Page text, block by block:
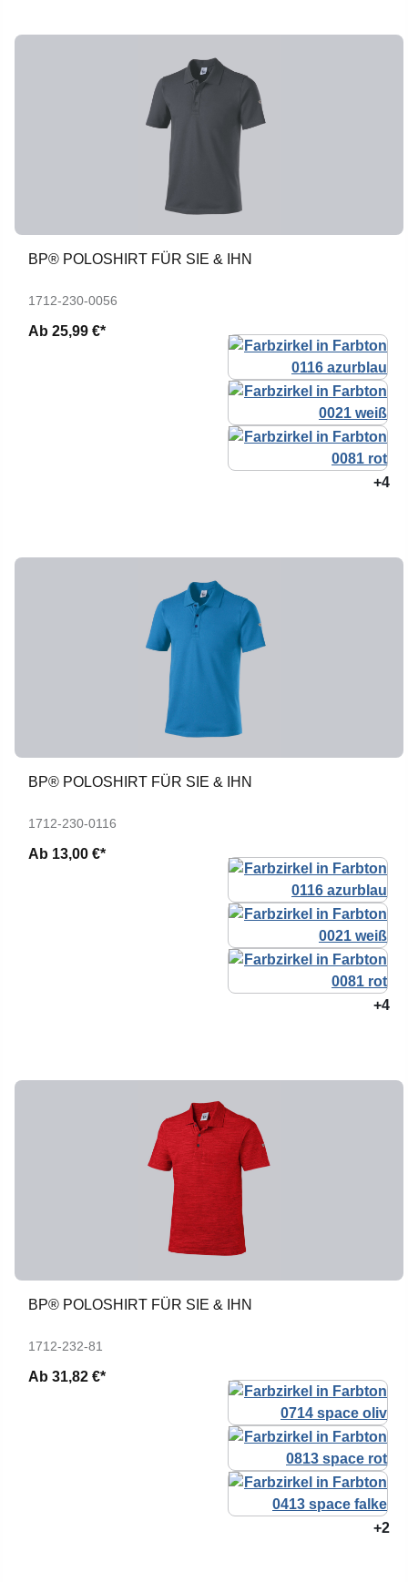
BP® POLOSHIRT FÜR SIE & IHN
1712-230-0056
Ab 25,99 €*
+4
BP® POLOSHIRT FÜR SIE & IHN
1712-230-0116
Ab 13,00 €*
+4
BP® POLOSHIRT FÜR SIE & IHN
1712-232-81
Ab 31,82 €*
+2